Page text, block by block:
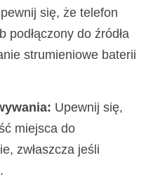
się, że telefon
podłączony do źródła
strumieniowe baterii
Upewnij się,
miejsca do
zwłaszcza jeśli